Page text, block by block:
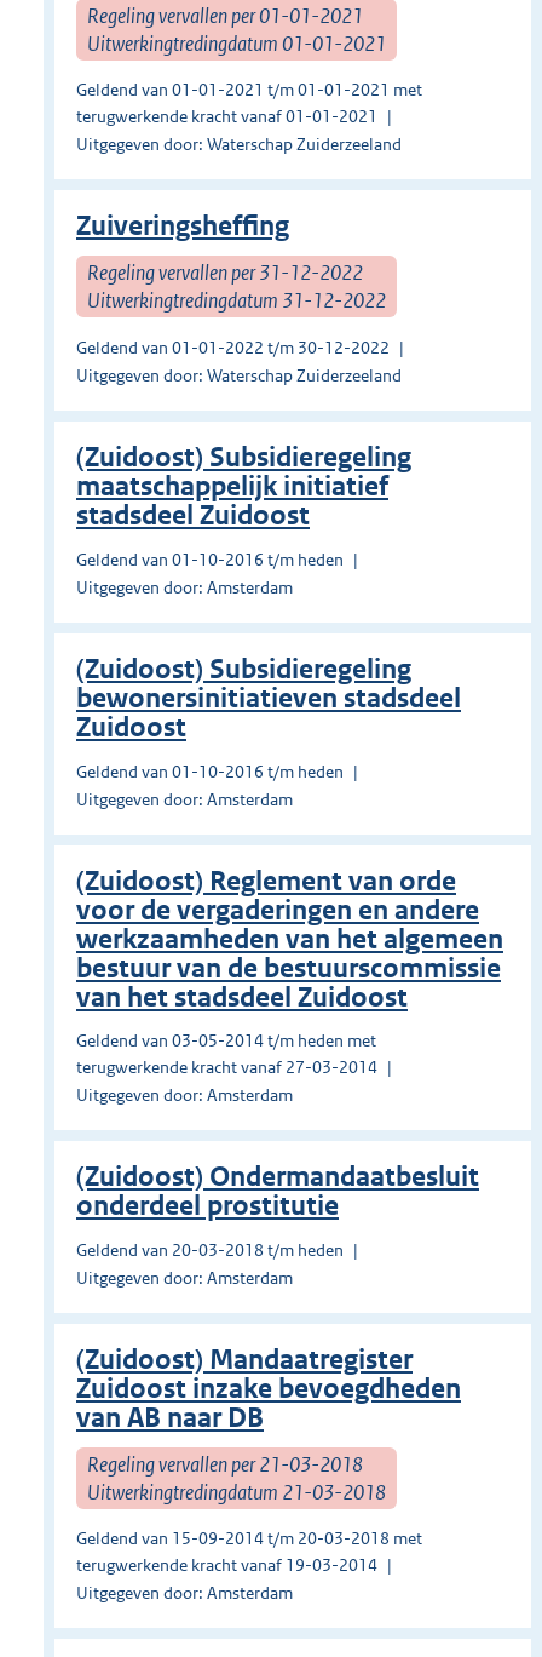
Regeling vervallen per 01-01-2021
Uitwerkingtredingdatum 01-01-2021
Geldend van 01-01-2021 t/m 01-01-2021 met
terugwerkende kracht vanaf 01-01-2021
Uitgegeven door: Waterschap Zuiderzeeland
Zuiveringsheffing
Regeling vervallen per 31-12-2022
Uitwerkingtredingdatum 31-12-2022
Geldend van 01-01-2022 t/m 30-12-2022
Uitgegeven door: Waterschap Zuiderzeeland
(Zuidoost) Subsidieregeling
maatschappelijk initiatief
stadsdeel Zuidoost
Geldend van 01-10-2016 t/m heden
Uitgegeven door: Amsterdam
(Zuidoost) Subsidieregeling
bewonersinitiatieven stadsdeel
Zuidoost
Geldend van 01-10-2016 t/m heden
Uitgegeven door: Amsterdam
(Zuidoost) Reglement van orde
voor de vergaderingen en andere
werkzaamheden van het algemeen
bestuur van de bestuurscommissie
van het stadsdeel Zuidoost
Geldend van 03-05-2014 t/m heden met
terugwerkende kracht vanaf 27-03-2014
Uitgegeven door: Amsterdam
(Zuidoost) Ondermandaatbesluit
onderdeel prostitutie
Geldend van 20-03-2018 t/m heden
Uitgegeven door: Amsterdam
(Zuidoost) Mandaatregister
Zuidoost inzake bevoegdheden
van AB naar DB
Regeling vervallen per 21-03-2018
Uitwerkingtredingdatum 21-03-2018
Geldend van 15-09-2014 t/m 20-03-2018 met
terugwerkende kracht vanaf 19-03-2014
Uitgegeven door: Amsterdam